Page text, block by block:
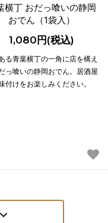
横丁 おだっ喰いの静岡
おでん（1袋入）
1,080円(税込)
る青葉横丁の一角に店を構え
っ喰いの静岡おでん。居酒屋
付けをお楽しみください。